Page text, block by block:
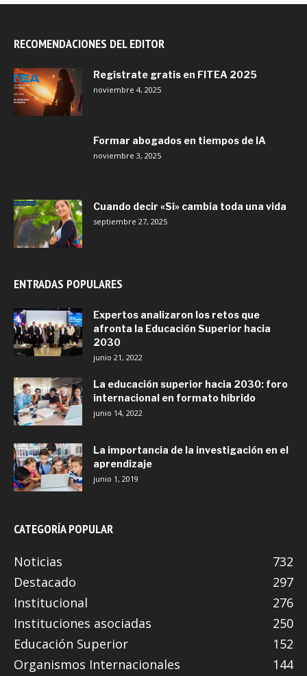
RECOMENDACIONES DEL EDITOR
Regístrate gratis en FITEA 2025
noviembre 4, 2025
Formar abogados en tiempos de IA
noviembre 3, 2025
Cuando decir «Sí» cambia toda una vida
septiembre 27, 2025
ENTRADAS POPULARES
Expertos analizaron los retos que
afronta la Educación Superior hacia
2030
junio 21, 2022
La educación superior hacia 2030: foro
internacional en formato híbrido
junio 14, 2022
La importancia de la investigación en el
aprendizaje
junio 1, 2019
CATEGORÍA POPULAR
Noticias
732
Destacado
297
Institucional
276
Instituciones asociadas
250
Educación Superior
152
Organismos Internacionales
144